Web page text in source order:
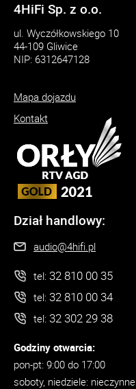
4HiFi Sp. z o.o.
ul. Wyczółkowskiego 10
44-109 Gliwice
NIP: 6312647128
Mapa dojazdu
Kontakt
Dział handlowy:
audio@4hifi.pl
tel: 32 810 00 35
tel: 32 810 00 34
tel: 32 302 29 38
Godziny otwarcia:
pon-pt: 9:00 do 17:00
soboty, niedziele: nieczynne